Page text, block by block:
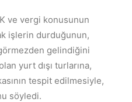
ve vergi konusunun
işlerin durduğunun,
gelindiğini
yurt dışı turlarına,
tespit edilmesiyle,
söyledi.